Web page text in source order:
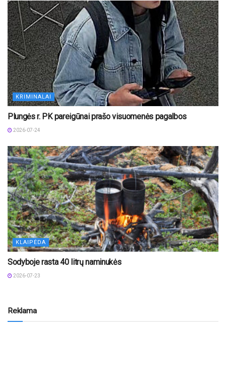
KRIMINALAI
Plungės r. PK pareigūnai prašo visuomenės pagalbos
2026-07-24
KLAIPĖDA
Sodyboje rasta 40 litrų naminukės
2026-07-23
Reklama